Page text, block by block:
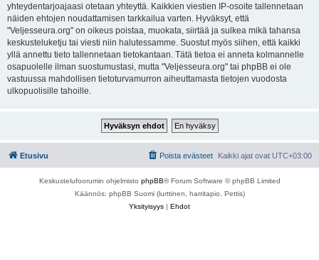
yhteydentarjoajaasi otetaan yhteyttä. Kaikkien viestien IP-osoite tallennetaan
näiden ehtojen noudattamisen tarkkailua varten. Hyväksyt, että
"Veljesseura.org" on oikeus poistaa, muokata, siirtää ja sulkea mikä tahansa
keskusteluketju tai viesti niin halutessamme. Suostut myös siihen, että kaikki
yllä annettu tieto tallennetaan tietokantaan. Tätä tietoa ei anneta kolmannelle
osapuolelle ilman suostumustasi, mutta "Veljesseura.org" tai phpBB ei ole
vastuussa mahdollisen tietoturvamurron aiheuttamasta tietojen vuodosta
ulkopuolisille tahoille.
Etusivu Kaikki ajat ovat UTC+03:00
Poista evästeet
Keskustelufoorumin ohjelmisto phpBB® Forum Software © phpBB Limited
Käännös: phpBB Suomi (lurttinen, harritapio, Pettis)
Yksityisyys | Ehdot